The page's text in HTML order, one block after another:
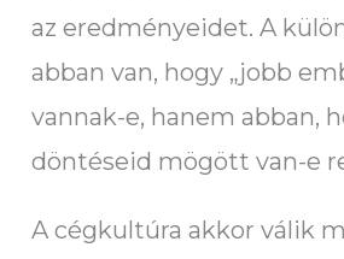
az eredményeidet. A
abban van, hogy „jobb
vannak-e, hanem abban,
döntéseid mögött van-e
A cégkultúra akkor válik